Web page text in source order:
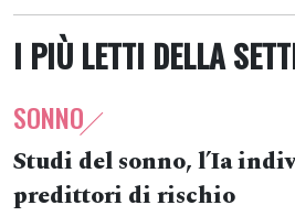
I PIÙ LETTI DELLA
SONNO
Studi del sonno, l’Ia
predittori di rischio